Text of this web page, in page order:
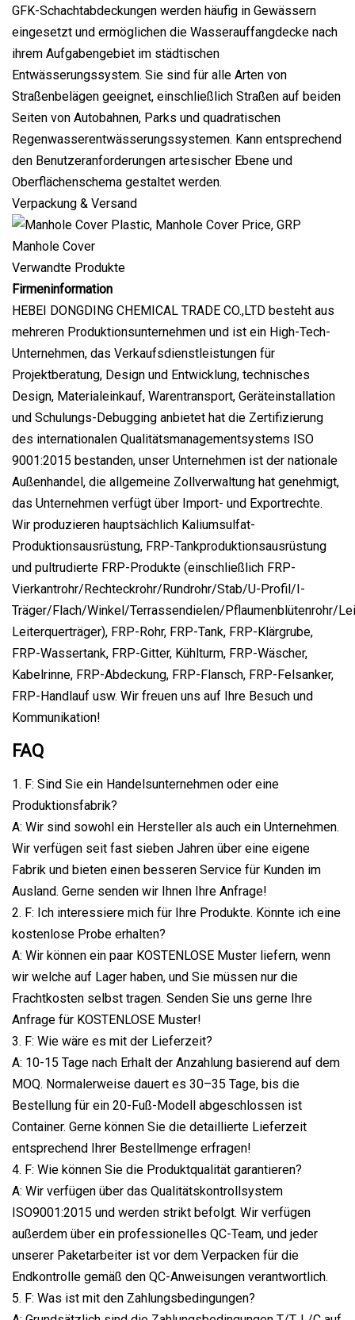
GFK-Schachtabdeckungen werden häufig in Gewässern
eingesetzt und ermöglichen die Wasserauffangdecke nach
ihrem Aufgabengebiet im städtischen
Entwässerungssystem. Sie sind für alle Arten von
Straßenbelägen geeignet, einschließlich Straßen auf beiden
Seiten von Autobahnen, Parks und quadratischen
Regenwasserentwässerungssystemen. Kann entsprechend
den Benutzeranforderungen artesischer Ebene und
Oberflächenschema gestaltet werden.
Verpackung & Versand
Verwandte Produkte
Firmeninformation
HEBEI DONGDING CHEMICAL TRADE CO.,LTD besteht aus
mehreren Produktionsunternehmen und ist ein High-Tech-
Unternehmen, das Verkaufsdienstleistungen für
Projektberatung, Design und Entwicklung, technisches
Design, Materialeinkauf, Warentransport, Geräteinstallation
und Schulungs-Debugging anbietet hat die Zertifizierung
des internationalen Qualitätsmanagementsystems ISO
9001:2015 bestanden, unser Unternehmen ist der nationale
Außenhandel, die allgemeine Zollverwaltung hat genehmigt,
das Unternehmen verfügt über Import- und Exportrechte.
Wir produzieren hauptsächlich Kaliumsulfat-
Produktionsausrüstung, FRP-Tankproduktionsausrüstung
und pultrudierte FRP-Produkte (einschließlich FRP-
Vierkantrohr/Rechteckrohr/Rundrohr/Stab/U-Profil/I-
Träger/Flach/Winkel/Terrassendielen/Pflaumenblütenrohr/
Leiterquerträger), FRP-Rohr, FRP-Tank, FRP-Klärgrube,
FRP-Wassertank, FRP-Gitter, Kühlturm, FRP-Wäscher,
Kabelrinne, FRP-Abdeckung, FRP-Flansch, FRP-Felsanker,
FRP-Handlauf usw. Wir freuen uns auf Ihre Besuch und
Kommunikation!
FAQ
1. F: Sind Sie ein Handelsunternehmen oder eine
Produktionsfabrik?
A: Wir sind sowohl ein Hersteller als auch ein Unternehmen.
Wir verfügen seit fast sieben Jahren über eine eigene
Fabrik und bieten einen besseren Service für Kunden im
Ausland. Gerne senden wir Ihnen Ihre Anfrage!
2. F: Ich interessiere mich für Ihre Produkte. Könnte ich eine
kostenlose Probe erhalten?
A: Wir können ein paar KOSTENLOSE Muster liefern, wenn
wir welche auf Lager haben, und Sie müssen nur die
Frachtkosten selbst tragen. Senden Sie uns gerne Ihre
Anfrage für KOSTENLOSE Muster!
3. F: Wie wäre es mit der Lieferzeit?
A: 10-15 Tage nach Erhalt der Anzahlung basierend auf dem
MOQ. Normalerweise dauert es 30–35 Tage, bis die
Bestellung für ein 20-Fuß-Modell abgeschlossen ist
Container. Gerne können Sie die detaillierte Lieferzeit
entsprechend Ihrer Bestellmenge erfragen!
4. F: Wie können Sie die Produktqualität garantieren?
A: Wir verfügen über das Qualitätskontrollsystem
ISO9001:2015 und werden strikt befolgt. Wir verfügen
außerdem über ein professionelles QC-Team, und jeder
unserer Paketarbeiter ist vor dem Verpacken für die
Endkontrolle gemäß den QC-Anweisungen verantwortlich.
5. F: Was ist mit den Zahlungsbedingungen?